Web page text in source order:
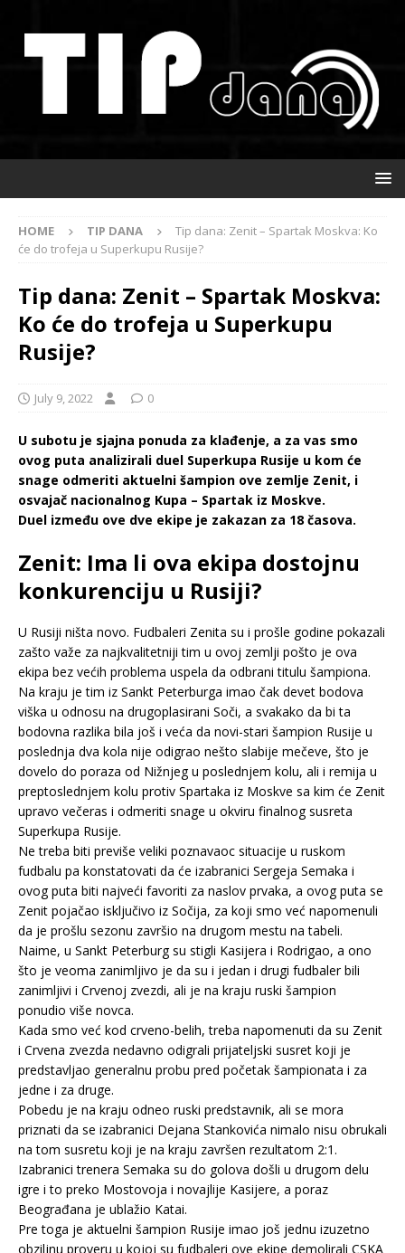
HOME TIP DANA
Tip dana: Zenit – Spartak Moskva: Ko
će do trofeja u Superkupu Rusije?
Tip dana: Zenit – Spartak Moskva:
Ko će do trofeja u Superkupu
Rusije?
July 9, 2022 0
U subotu je sjajna ponuda za klađenje, a za vas smo
ovog puta analizirali duel Superkupa Rusije u kom će
snage odmeriti aktuelni šampion ove zemlje Zenit, i
osvajač nacionalnog Kupa – Spartak iz Moskve.
Duel između ove dve ekipe je zakazan za 18 časova.
Zenit: Ima li ova ekipa dostojnu
konkurenciju u Rusiji?
U Rusiji ništa novo. Fudbaleri Zenita su i prošle godine pokazali
zašto važe za najkvalitetniji tim u ovoj zemlji pošto je ova
ekipa bez većih problema uspela da odbrani titulu šampiona.
Na kraju je tim iz Sankt Peterburga imao čak devet bodova
viška u odnosu na drugoplasirani Soči, a svakako da bi ta
bodovna razlika bila još i veća da novi-stari šampion Rusije u
poslednja dva kola nije odigrao nešto slabije mečeve, što je
dovelo do poraza od Nižnjeg u poslednjem kolu, ali i remija u
preptoslednjem kolu protiv Spartaka iz Moskve sa kim će Zenit
upravo večeras i odmeriti snage u okviru finalnog susreta
Superkupa Rusije.
Ne treba biti previše veliki poznavaoc situacije u ruskom
fudbalu pa konstatovati da će izabranici Sergeja Semaka i
ovog puta biti najveći favoriti za naslov prvaka, a ovog puta se
Zenit pojačao isključivo iz Sočija, za koji smo već napomenuli
da je prošlu sezonu završio na drugom mestu na tabeli.
Naime, u Sankt Peterburg su stigli Kasijera i Rodrigao, a ono
što je veoma zanimljivo je da su i jedan i drugi fudbaler bili
zanimljivi i Crvenoj zvezdi, ali je na kraju ruski šampion
ponudio više novca.
Kada smo već kod crveno-belih, treba napomenuti da su Zenit
i Crvena zvezda nedavno odigrali prijateljski susret koji je
predstavljao generalnu probu pred početak šampionata i za
jedne i za druge.
Pobedu je na kraju odneo ruski predstavnik, ali se mora
priznati da se izabranici Dejana Stankovića nimalo nisu obrukali
na tom susretu koji je na kraju završen rezultatom 2:1.
Izabranici trenera Semaka su do golova došli u drugom delu
igre i to preko Mostovoja i novajlije Kasijere, a poraz
Beograđana je ublažio Katai.
Pre toga je aktuelni šampion Rusije imao još jednu izuzetno
obziljnu proveru u kojoj su fudbaleri ove ekipe demolirali CSKA